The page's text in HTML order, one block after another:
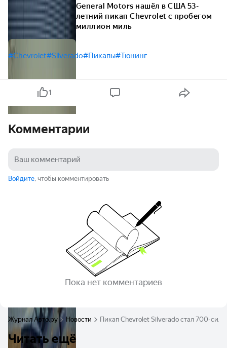
General Motors нашёл в США 53-
летний пикап Chevrolet с пробегом
миллион миль
#Chevrolet#Silverado#Пикапы#Тюнинг
1
Комментарии
Войдите, чтобы комментировать
Пока нет комментариев
Журнал Авто.ру Новости Пикап Chevrolet Silverado стал 700-
Читать ещё